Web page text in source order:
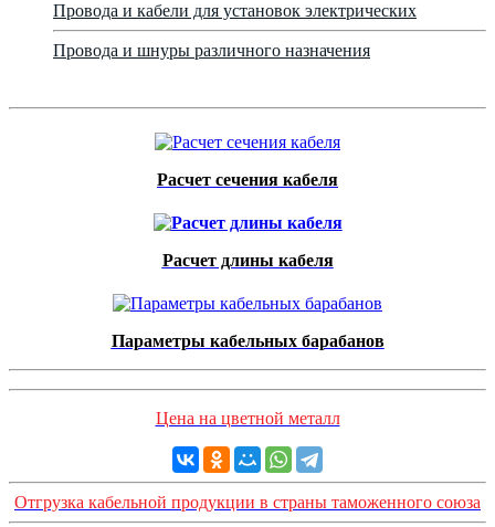
Провода и кабели для установок электрических
Провода и шнуры различного назначения
Расчет сечения кабеля
Расчет длины кабеля
Параметры кабельных барабанов
Цена на цветной металл
Отгрузка кабельной продукции в страны таможенного союза